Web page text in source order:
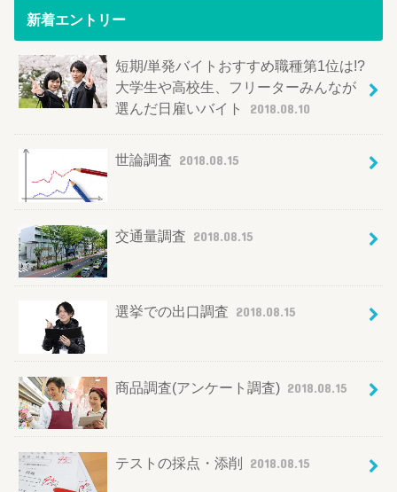
新着エントリー
短期/単発バイトおすすめ職種第1位は!?
大学生や高校生、フリーターみんなが
選んだ日雇いバイト
2018.08.10
世論調査 2018.08.15
交通量調査 2018.08.15
選挙での出口調査 2018.08.15
商品調査(アンケート調査) 2018.08.15
テストの採点・添削 2018.08.15